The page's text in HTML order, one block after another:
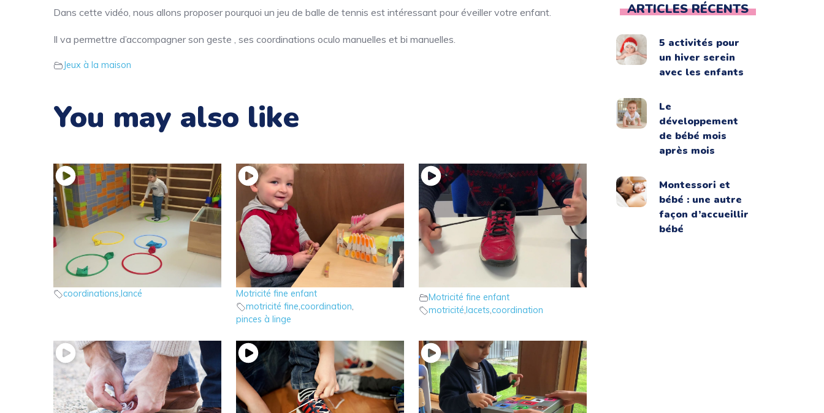
Dans cette vidéo, nous allons proposer pourquoi un jeu de balle de tennis est intéressant pour éveiller votre enfant.
Il va permettre d’accompagner son geste , ses coordinations oculo manuelles et bi manuelles.
Jeux à la maison
You may also like
3 – Le jeu de lancé de sacs
coordinations, lancé
12 – Le jeu des pinces à linge
Motricité fine bébé,
Motricité fine enfant
motricité fine,coordination,
pinces à linge
5 – Faire ses lacets : Technique
Motricité fine enfant
motricité, lacets,coordination
ARTICLES RÉCENTS
5 activités pour
un hiver serein
avec les enfants
Le
développement
de bébé mois
après mois
Montessori et
bébé : une autre
façon d’accueillir
bébé